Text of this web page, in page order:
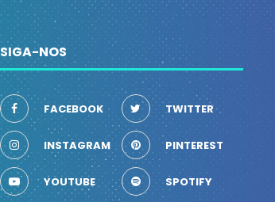
SIGA-NOS
FACEBOOK TWITTER
INSTAGRAM PINTEREST
YOUTUBE SPOTIFY